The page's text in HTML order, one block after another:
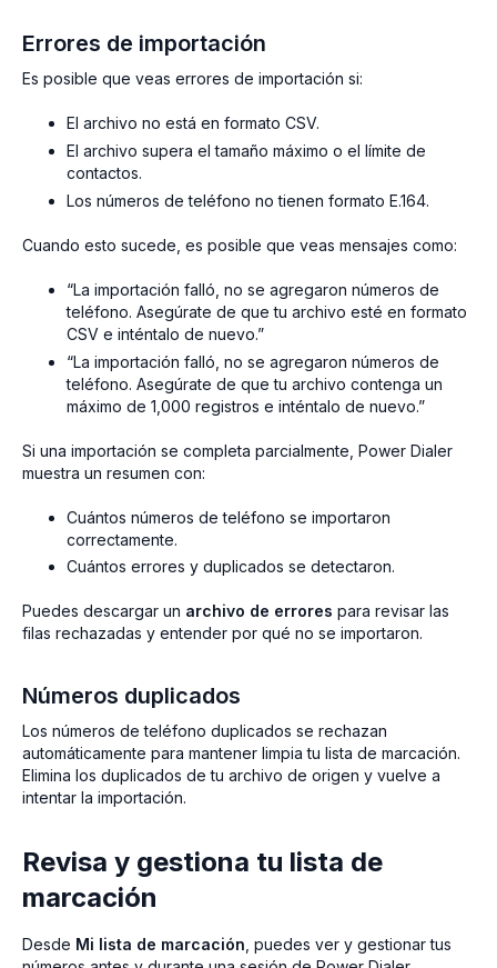
Errores de importación
Es posible que veas errores de importación si:
El archivo no está en formato CSV.
El archivo supera el tamaño máximo o el límite de
contactos.
Los números de teléfono no tienen formato E.164.
Cuando esto sucede, es posible que veas mensajes como:
“La importación falló, no se agregaron números de
teléfono. Asegúrate de que tu archivo esté en formato
CSV e inténtalo de nuevo.”
“La importación falló, no se agregaron números de
teléfono. Asegúrate de que tu archivo contenga un
máximo de 1,000 registros e inténtalo de nuevo.”
Si una importación se completa parcialmente, Power Dialer
muestra un resumen con:
Cuántos números de teléfono se importaron
correctamente.
Cuántos errores y duplicados se detectaron.
Puedes descargar un archivo de errores para revisar las
filas rechazadas y entender por qué no se importaron.
Números duplicados
Los números de teléfono duplicados se rechazan
automáticamente para mantener limpia tu lista de marcación.
Elimina los duplicados de tu archivo de origen y vuelve a
intentar la importación.
Revisa y gestiona tu lista de
marcación
Desde Mi lista de marcación, puedes ver y gestionar tus